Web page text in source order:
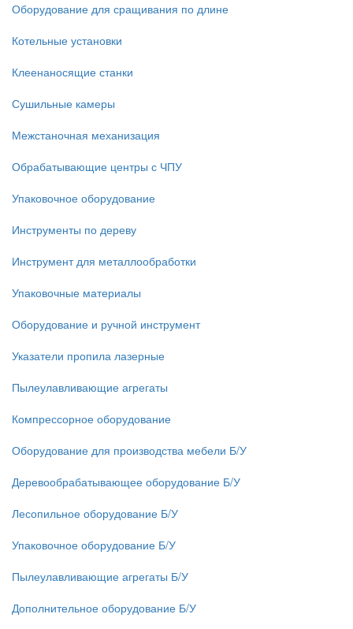
Оборудование для сращивания по длине
Котельные установки
Клеенаносящие станки
Сушильные камеры
Межстаночная механизация
Обрабатывающие центры с ЧПУ
Упаковочное оборудование
Инструменты по дереву
Инструмент для металлообработки
Упаковочные материалы
Оборудование и ручной инструмент
Указатели пропила лазерные
Пылеулавливающие агрегаты
Компрессорное оборудование
Оборудование для производства мебели Б/У
Деревообрабатывающее оборудование Б/У
Лесопильное оборудование Б/У
Упаковочное оборудование Б/У
Пылеулавливающие агрегаты Б/У
Дополнительное оборудование Б/У